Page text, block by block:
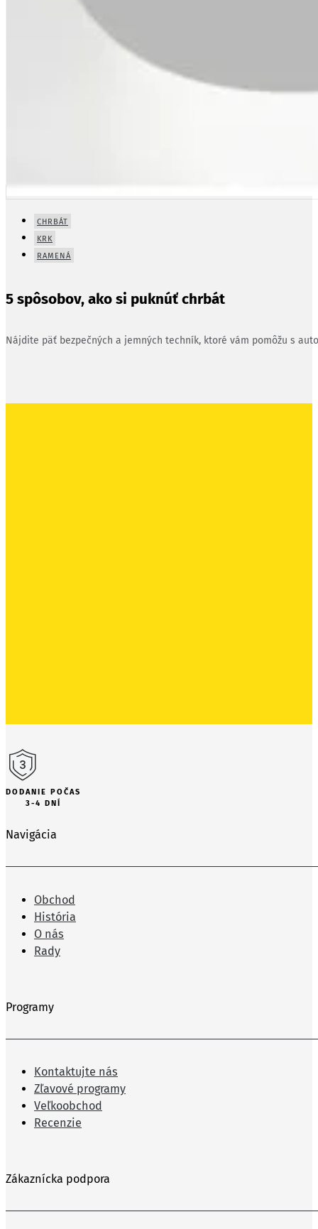
CHRBÁT
KRK
RAMENÁ
5 spôsobov, ako si puknúť chrbát
Nájdite päť bezpečných a jemných techník, ktoré vám pomôžu s
DODANIE POČAS
3-4 DNÍ
Navigácia
Obchod
História
O nás
Rady
Programy
Kontaktujte nás
Zľavové programy
Veľkoobchod
Recenzie
Zákaznícka podpora